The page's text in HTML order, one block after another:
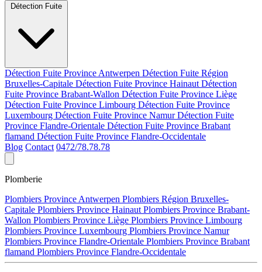
Détection Fuite Province Antwerpen Détection Fuite Région
Bruxelles-Capitale Détection Fuite Province Hainaut Détection
Fuite Province Brabant-Wallon Détection Fuite Province Liège
Détection Fuite Province Limbourg Détection Fuite Province
Luxembourg Détection Fuite Province NamurDétection Fuite
Province Flandre-Orientale Détection Fuite Province Brabant
flamand Détection Fuite Province Flandre-Occidentale
Blog Contact 0472/78.78.78
Plomberie
Plombiers Province Antwerpen Plombiers Région Bruxelles-
Capitale Plombiers Province Hainaut Plombiers Province Brabant-
Wallon Plombiers Province Liège Plombiers Province Limbourg
Plombiers Province Luxembourg Plombiers Province Namur
Plombiers Province Flandre-Orientale Plombiers Province Brabant
flamand Plombiers Province Flandre-Occidentale